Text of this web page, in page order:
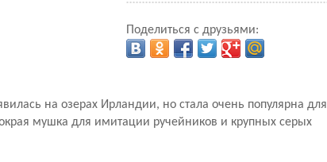
Поделиться с друзьями:
на озерах Ирландии, но стала очень популярна для
мушка для имитации ручейников и крупных серых